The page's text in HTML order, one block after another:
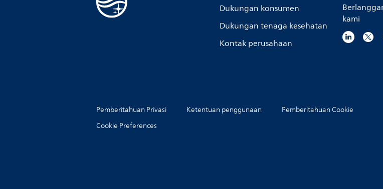
Dukungan konsumen
Dukungan tenaga kesehatan
Kontak perusahaan
kami
Pemberitahuan Privasi Ketentuan penggunaan
Pemberitahuan Cookie
Cookie Preferences